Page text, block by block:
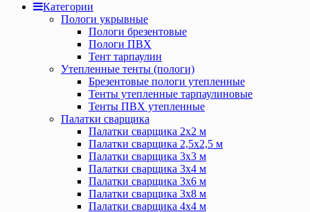
Категории
Пологи укрывные
Пологи брезентовые
Пологи ПВХ
Тент тарпаулин
Утепленные тенты (пологи)
Брезентовые пологи утепленные
Тенты утепленные тарпаулиновые
Тенты ПВХ утепленные
Палатки сварщика
Палатки сварщика 2х2 м
Палатки сварщика 2,5х2,5 м
Палатки сварщика 3х3 м
Палатки сварщика 3х4 м
Палатки сварщика 3х6 м
Палатки сварщика 3х8 м
Палатки сварщика 4х4 м